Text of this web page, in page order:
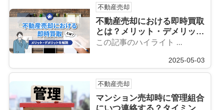
不動産売却
不動産売却における即時買取
とは？メリット・デメリット
を解説
この記事のハイライト ...
2025-05-03
不動産売却
マンション売却時に管理組合